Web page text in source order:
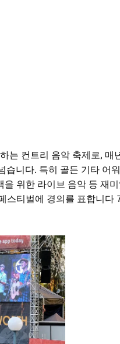
는 컨트리 음악 축제로, 매
습니다. 특히 골든 기타 어
위한 라이브 음악 등 재
스티벌에 경의를 표합니다